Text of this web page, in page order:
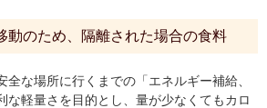
動のため、隔離された場合の食料
全な場所に行くまでの「エネルギー補給、
な軽量さを目的とし、量が少なくてもカロ